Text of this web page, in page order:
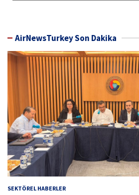
AirNewsTurkey Son Dakika
SEKTÖREL HABERLER